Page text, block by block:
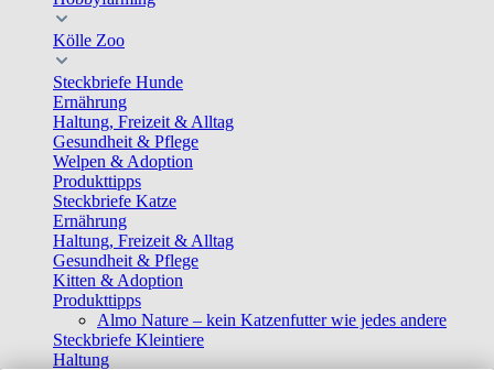
Kölle Zoo
Steckbriefe Hunde
Ernährung
Haltung, Freizeit & Alltag
Gesundheit & Pflege
Welpen & Adoption
Produkttipps
Steckbriefe Katze
Ernährung
Haltung, Freizeit & Alltag
Gesundheit & Pflege
Kitten & Adoption
Produkttipps
Almo Nature – kein Katzenfutter wie jedes andere
Steckbriefe Kleintiere
Haltung